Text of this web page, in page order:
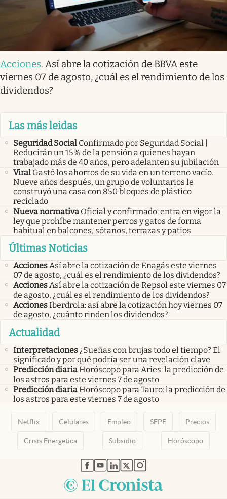
Acciones. Así abre la cotización de BBVA este
viernes 07 de agosto, ¿cuál es el rendimiento de los
dividendos?
Las más leidas
Seguridad Social Confirmado por Seguridad Social |
Reducirán un 15% de la pensión a quienes hayan
trabajado más de 40 años, pero adelanten su jubilación
Viral Gastó los ahorros de su vida en un terreno vacío.
Nueve años después, un grupo de voluntarios le
construyó una casa con 850 bloques de plástico
reciclado
Nueva normativa Oficial y confirmado: entra en vigor la
ley que prohíbe mantener perros y gatos de forma
habitual en balcones, sótanos, terrazas y patios
Últimas Noticias
AccionesAsí abre la cotización de Enagás este viernes
07 de agosto, ¿cuál es el rendimiento de los dividendos?
AccionesAsí abre la cotización de Repsol este viernes 07
de agosto, ¿cuál es el rendimiento de los dividendos?
AccionesIberdrola: así abre la cotización hoy viernes 07
de agosto, ¿cuánto rinden los dividendos?
Actualidad
Interpretaciones¿Sueñas con brujas todo el tiempo? El
significado y por qué podría ser una revelación clave
Predicción diariaHoróscopo para Aries: la predicción de
los astros para este viernes 7 de agosto
Predicción diariaHoróscopo para Tauro: la predicción de
los astros para este viernes 7 de agosto
Netflix Celulares Empleo SEPE Precios
Crisis Energetica Subsidio Horóscopo
abre en nueva pestaña
abre en nueva pestaña
abre en nueva pestaña
abre en nueva pestaña
abre en nueva pestaña